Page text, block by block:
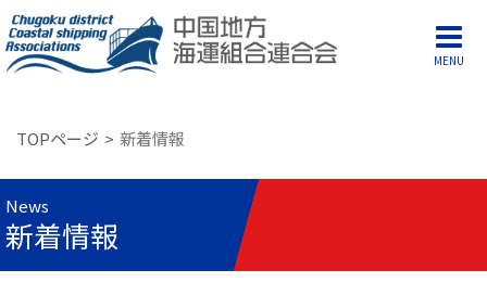
TOPページ 新着情報
News
新着情報
MENU